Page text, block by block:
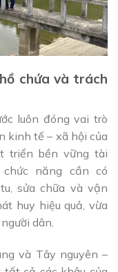
chứa và trách
luôn đóng vai trò
kinh tế – xã hội của
triển bền vững tài
chức năng cần có
sửa chữa và vận
huy hiệu quả, vừa
dân.
và Tây nguyên –